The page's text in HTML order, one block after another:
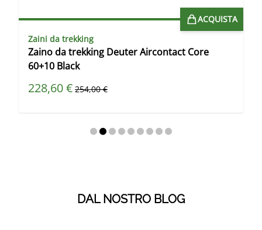
ACQUISTA
Zaini da trekking
Zaino da trekking Deuter Aircontact Core
60+10 Black
Prezzo speciale
228,60 € Prezzo predefinito
254,00 €
DAL NOSTRO BLOG